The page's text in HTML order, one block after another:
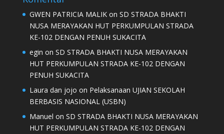
GWEN PATRICIA MALIKon SD STRADA BHAKTI
NUSA MERAYAKAN HUT PERKUMPULAN STRADA
KE-102 DENGAN PENUH SUKACITA
egin on SD STRADA BHAKTI NUSA MERAYAKAN
HUT PERKUMPULAN STRADA KE-102 DENGAN
PENUH SUKACITA
Laura dan jojo on Pelaksanaan UJIAN SEKOLAH
BERBASIS NASIONAL (USBN)
Manuel on SD STRADA BHAKTI NUSA MERAYAKAN
HUT PERKUMPULAN STRADA KE-102 DENGAN